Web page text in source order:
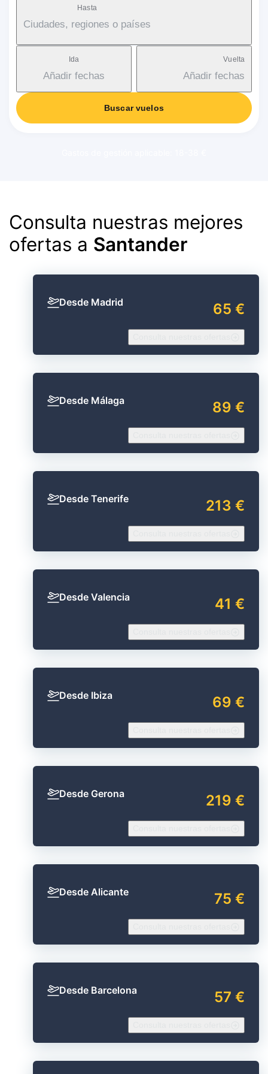
Hasta
Ciudades, regiones o países
Ida
Añadir fechas
Vuelta
Añadir fechas
Buscar vuelos
Consulta nuestras mejores
ofertas a Santander
Desde Madrid 65 €
Desde Málaga 89 €
Desde Tenerife 213 €
Desde Valencia 41 €
Desde Ibiza 69 €
Desde Gerona 219 €
Desde Alicante 75 €
Desde Barcelona 57 €